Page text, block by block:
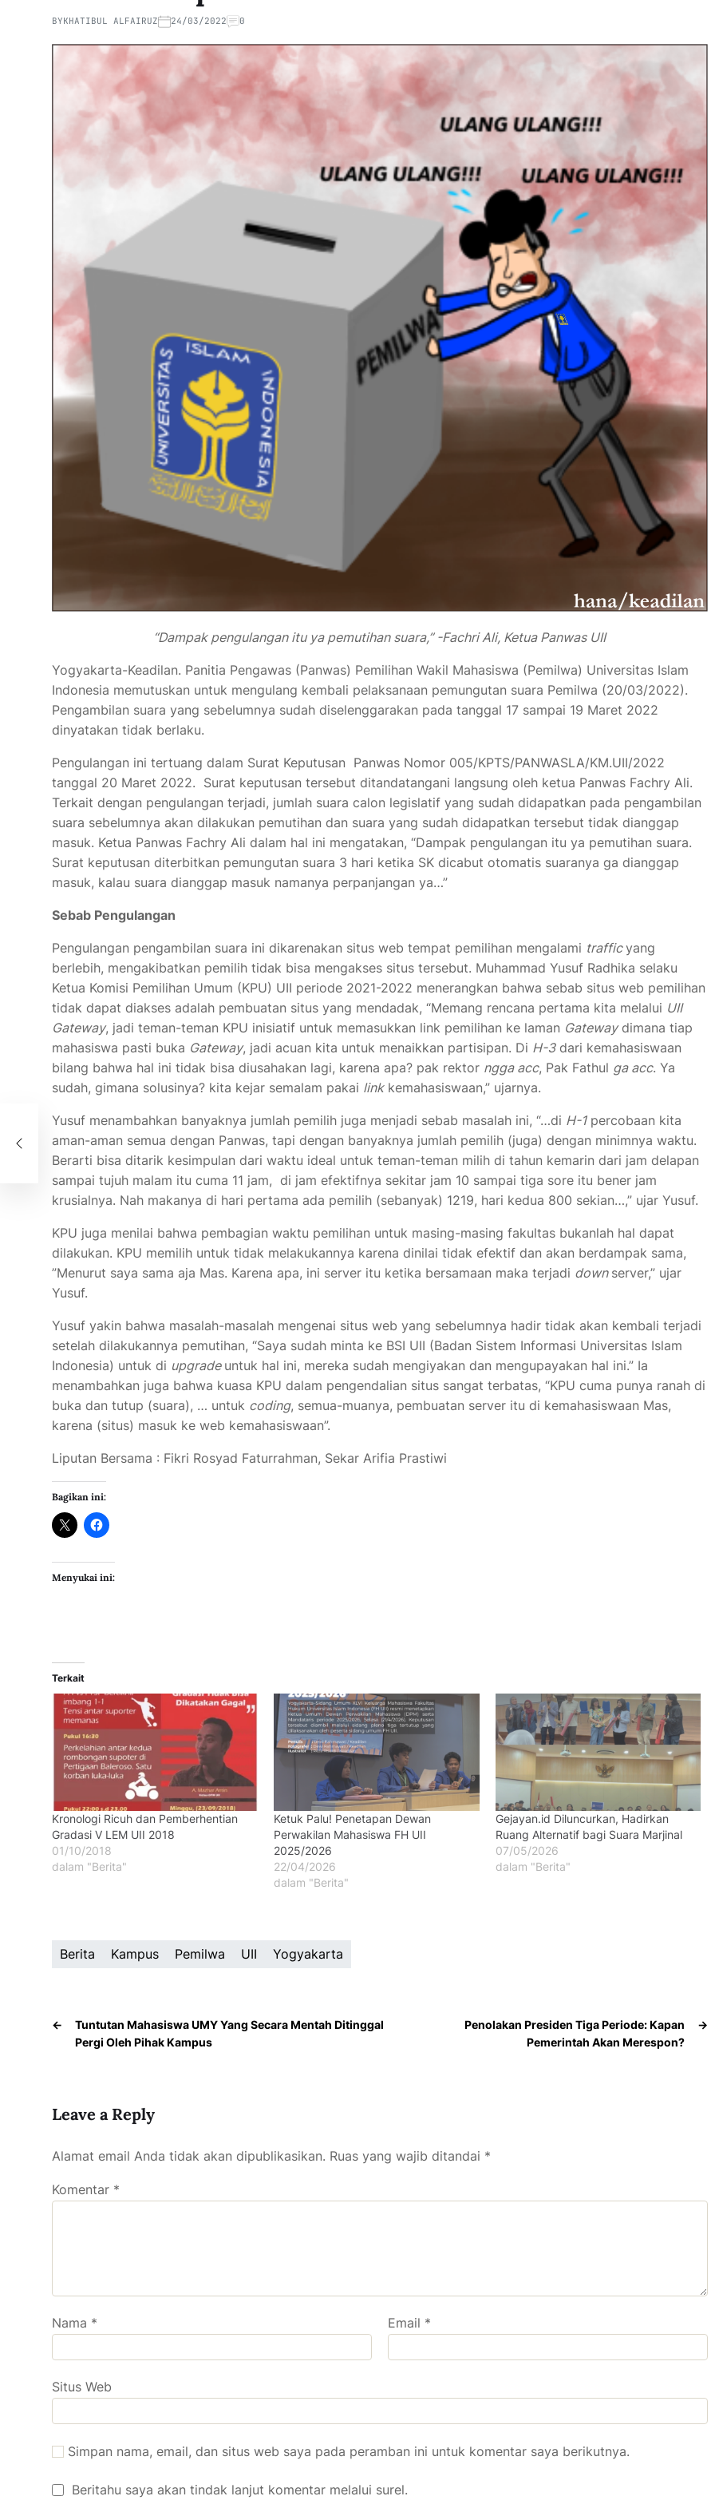
BYKHATIBUL ALFAIRUZ 24/03/2022 0
“Dampak pengulangan itu ya pemutihan suara,” -Fachri Ali, Ketua Panwas UII
Yogyakarta-Keadilan. Panitia Pengawas (Panwas) Pemilihan Wakil Mahasiswa (Pemilwa) Universitas Islam
Indonesia memutuskan untuk mengulang kembali pelaksanaan pemungutan suara Pemilwa (20/03/2022).
Pengambilan suara yang sebelumnya sudah diselenggarakan pada tanggal 17 sampai 19 Maret 2022
dinyatakan tidak berlaku.
Pengulangan ini tertuang dalam Surat Keputusan Panwas Nomor 005/KPTS/PANWASLA/KM.UII/2022
tanggal 20 Maret 2022. Surat keputusan tersebut ditandatangani langsung oleh ketua Panwas Fachry Ali.
Terkait dengan pengulangan terjadi, jumlah suara calon legislatif yang sudah didapatkan pada pengambilan
suara sebelumnya akan dilakukan pemutihan dan suara yang sudah didapatkan tersebut tidak dianggap
masuk. Ketua Panwas Fachry Ali dalam hal ini mengatakan, “Dampak pengulangan itu ya pemutihan suara.
Surat keputusan diterbitkan pemungutan suara 3 hari ketika SK dicabut otomatis suaranya ga dianggap
masuk, kalau suara dianggap masuk namanya perpanjangan ya…”
Sebab Pengulangan
Pengulangan pengambilan suara ini dikarenakan situs web tempat pemilihan mengalami trafficyang
berlebih, mengakibatkan pemilih tidak bisa mengakses situs tersebut. Muhammad Yusuf Radhika selaku
Ketua Komisi Pemilihan Umum (KPU) UII periode 2021-2022 menerangkan bahwa sebab situs web pemilihan
tidak dapat diakses adalah pembuatan situs yang mendadak, “Memang rencana pertama kita melalui UII
Gateway, jadi teman-teman KPU inisiatif untuk memasukkan link pemilihan ke laman Gatewaydimana tiap
mahasiswa pasti buka Gateway, jadi acuan kita untuk menaikkan partisipan. Di H-3dari kemahasiswaan
bilang bahwa hal ini tidak bisa diusahakan lagi, karena apa? pak rektor ngga acc, Pak Fathul ga acc. Ya
sudah, gimana solusinya? kita kejar semalam pakai linkkemahasiswaan,” ujarnya.
Yusuf menambahkan banyaknya jumlah pemilih juga menjadi sebab masalah ini, “…di H-1percobaan kita
aman-aman semua dengan Panwas, tapi dengan banyaknya jumlah pemilih (juga) dengan minimnya waktu.
Berarti bisa ditarik kesimpulan dari waktu ideal untuk teman-teman milih di tahun kemarin dari jam delapan
sampai tujuh malam itu cuma 11 jam, di jam efektifnya sekitar jam 10 sampai tiga sore itu bener jam
krusialnya. Nah makanya di hari pertama ada pemilih (sebanyak) 1219, hari kedua 800 sekian…,” ujar Yusuf.
KPU juga menilai bahwa pembagian waktu pemilihan untuk masing-masing fakultas bukanlah hal dapat
dilakukan. KPU memilih untuk tidak melakukannya karena dinilai tidak efektif dan akan berdampak sama,
”Menurut saya sama aja Mas. Karena apa, ini server itu ketika bersamaan maka terjadi down server,” ujar
Yusuf.
Yusuf yakin bahwa masalah-masalah mengenai situs web yang sebelumnya hadir tidak akan kembali terjadi
setelah dilakukannya pemutihan, “Saya sudah minta ke BSI UII (Badan Sistem Informasi Universitas Islam
Indonesia) untuk di upgrade untuk hal ini, mereka sudah mengiyakan dan mengupayakan hal ini.” Ia
menambahkan juga bahwa kuasa KPU dalam pengendalian situs sangat terbatas, “KPU cuma punya ranah di
buka dan tutup (suara), … untuk coding, semua-muanya, pembuatan server itu di kemahasiswaan Mas,
karena (situs) masuk ke web kemahasiswaan”.
Liputan Bersama : Fikri Rosyad Faturrahman, Sekar Arifia Prastiwi
Bagikan ini:
Menyukai ini:
Terkait
Kronologi Ricuh dan Pemberhentian
Gradasi V LEM UII 2018
01/10/2018
dalam "Berita"
Ketuk Palu! Penetapan Dewan
Perwakilan Mahasiswa FH UII
2025/2026
22/04/2026
dalam "Berita"
Gejayan.id Diluncurkan, Hadirkan
Ruang Alternatif bagi Suara Marjinal
07/05/2026
dalam "Berita"
Berita Kampus Pemilwa UII Yogyakarta
←
Tuntutan Mahasiswa UMY Yang Secara Mentah Ditinggal
Pergi Oleh Pihak Kampus
→
Penolakan Presiden Tiga Periode: Kapan
Pemerintah Akan Merespon?
Leave a Reply
Alamat email Anda tidak akan dipublikasikan. Ruas yang wajib ditandai *
Komentar *
Nama * Email *
Situs Web
Simpan nama, email, dan situs web saya pada peramban ini untuk komentar saya berikutnya.
Beritahu saya akan tindak lanjut komentar melalui surel.